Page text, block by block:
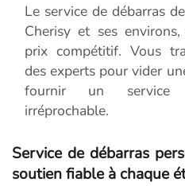
Le service de débarras
Cherisy et ses
prix compétitif. Vous
des experts pour vider
fournir un service
irréprochable.
Service de débarras
soutien fiable à chaque